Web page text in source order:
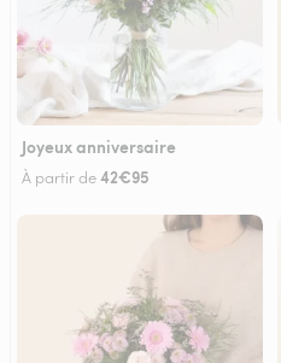
Joyeux anniversaire
À partir de42€95